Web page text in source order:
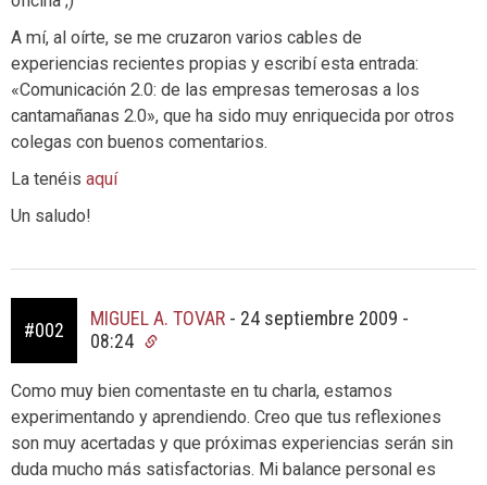
A mí, al oírte, se me cruzaron varios cables de
experiencias recientes propias y escribí esta entrada:
«Comunicación 2.0: de las empresas temerosas a los
cantamañanas 2.0», que ha sido muy enriquecida por otros
colegas con buenos comentarios.
La tenéis aquí
Un saludo!
#002
MIGUEL A. TOVAR - 24 septiembre 2009 -
08:24
Como muy bien comentaste en tu charla, estamos
experimentando y aprendiendo. Creo que tus reflexiones
son muy acertadas y que próximas experiencias serán sin
duda mucho más satisfactorias. Mi balance personal es